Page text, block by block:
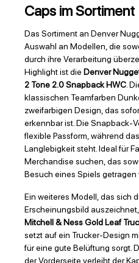
Caps im Sortiment
Das Sortiment an Denver
Auswahl an Modellen, die
durch ihre Verarbeitung
Highlight ist die Denver
2 Tone 2.0 Snapback HWC.
klassischen Teamfarben
zweifarbigen Design, das
erkennbar ist. Die Snapback-
flexible Passform, während
Langlebigkeit steht. Ideal für
Merchandise suchen, das
Besuch eines Spiels getragen
Ein weiteres Modell, das sich
Erscheinungsbild
Mitchell & Ness Gold Leaf
setzt auf ein Trucker-Design
für eine gute Belüftung sorgt.
der Vorderseite verleiht der